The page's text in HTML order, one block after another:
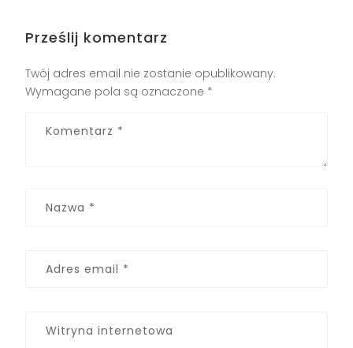
Prześlij komentarz
Twój adres email nie zostanie opublikowany.
Wymagane pola są oznaczone *